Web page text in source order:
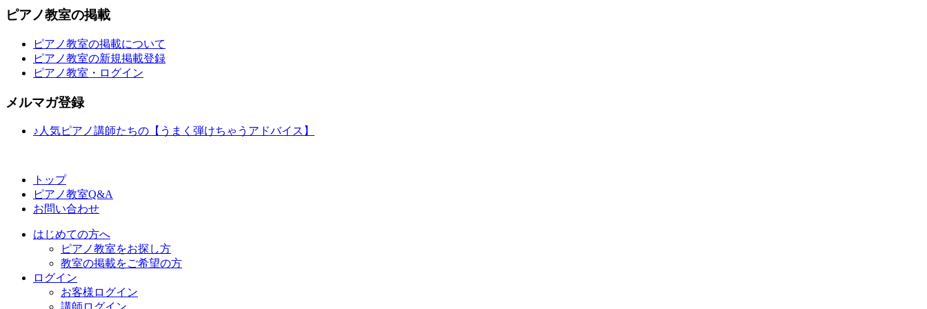
ピアノ教室の掲載
ピアノ教室の掲載について
ピアノ教室の新規掲載登録
ピアノ教室・ログイン
メルマガ登録
♪人気ピアノ講師たちの【うまく弾けちゃうアドバイス】
トップ
ピアノ教室Q&A
お問い合わせ
はじめての方へ
ピアノ教室をお探し方
教室の掲載をご希望の方
ログイン
お客様ログイン